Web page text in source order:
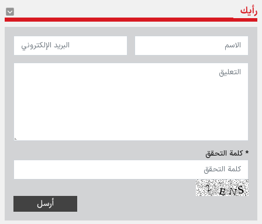
رأيك
* كلمة التحقق